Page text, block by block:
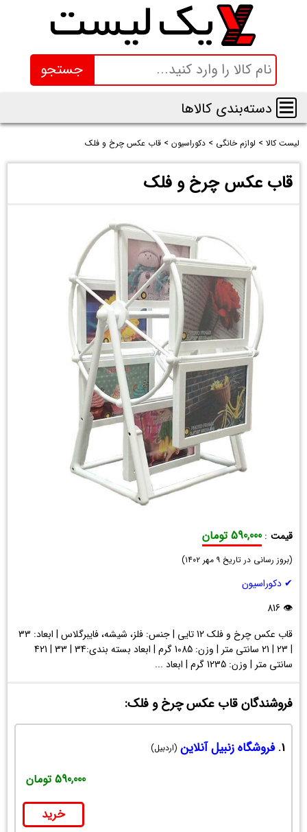
جستجو
دسته‌بندی کالاها
لیست کالا > لوازم خانگی >دکوراسیون >قاب عکس چرخ و فلک
قاب عکس چرخ و فلک
قیمت
قاب
عکس
چرخ
و
: 590,000 تومان
(بروز رسانی در تاریخ۹ مهر ۱۴۰۲ )
✔ دکوراسیون
👁 816
قاب عکس چرخ و فلک 12 تایی | جنس: فلز، شیشه، فایبرگلاس | ابعاد: 33
| 23 | 21 سانتی متر | وزن: 1085 گرم | ابعاد بسته بندی:34 | 33 | 421
سانتی متر | وزن: 1235 گرم | ابعاد ...
فروشندگان قاب عکس چرخ و فلک:
1. فروشگاه زنبیل آنلاین (اردبیل)
590,000 تومان
خرید